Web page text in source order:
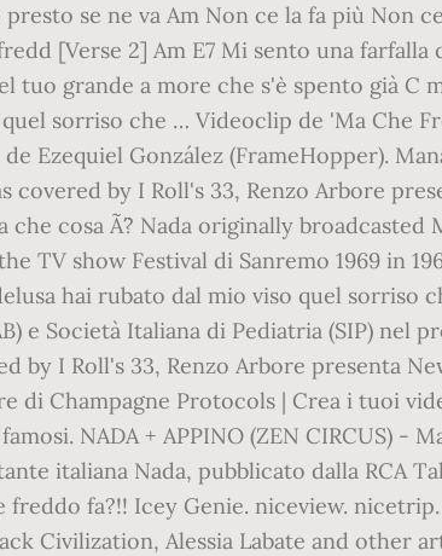
se ne va Am Non ce la fa più Non
[Verse 2] Am E7 Mi sento una farfalla
tuo grande a more che s'è spento già C
sorriso che … Videoclip de 'Ma Che
Ezequiel González (FrameHopper).
covered by I Roll's 33, Renzo Arbore
cosa Ã¨? Nada originally broadcasted
show Festival di Sanremo 1969 in
hai rubato dal mio viso quel sorriso
e Società Italiana di Pediatria (SIP) nel
by I Roll's 33, Renzo Arbore presenta
di Champagne Protocols | Crea i tuoi
NADA + APPINO (ZEN CIRCUS) -
italiana Nada, pubblicato dalla RCA
fa?!! Icey Genie. niceview.
Civilization, Alessia Labate and other